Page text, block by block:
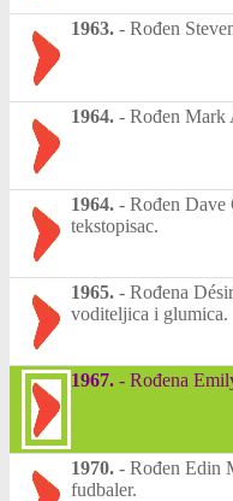
1963. - Rođen
1964. - Rođen Mark
1964. - Rođen Dave
tekstopisac.
1965. - Rođena
voditeljica i glumica.
1967. - Rođena
1970. - Rođen Edin
fudbaler.